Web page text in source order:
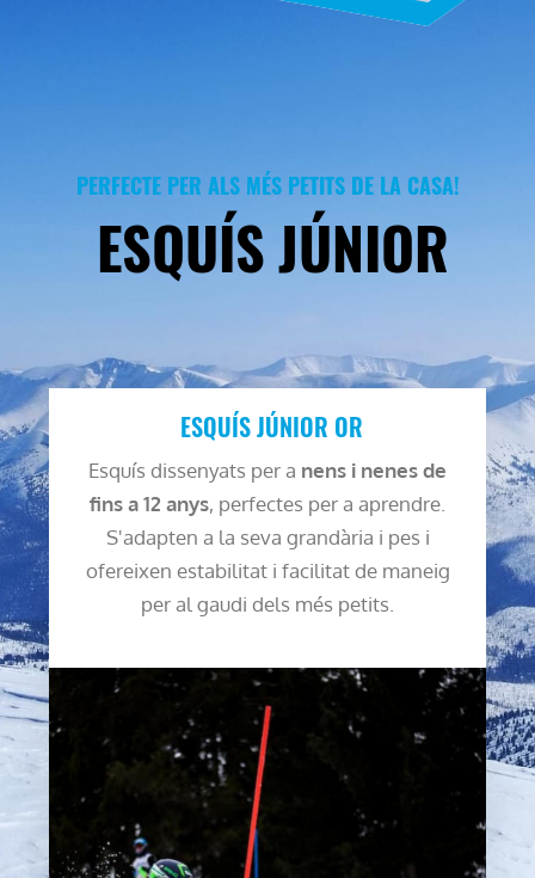
PERFECTE PER ALS MÉS PETITS DE LA CASA!
ESQUÍS JÚNIOR
ESQUÍS JÚNIOR OR
Esquís dissenyats per a nens i nenes de
fins a 12 anys, perfectes per a aprendre.
S'adapten a la seva grandària i pes i
ofereixen estabilitat i facilitat de maneig
per al gaudi dels més petits.